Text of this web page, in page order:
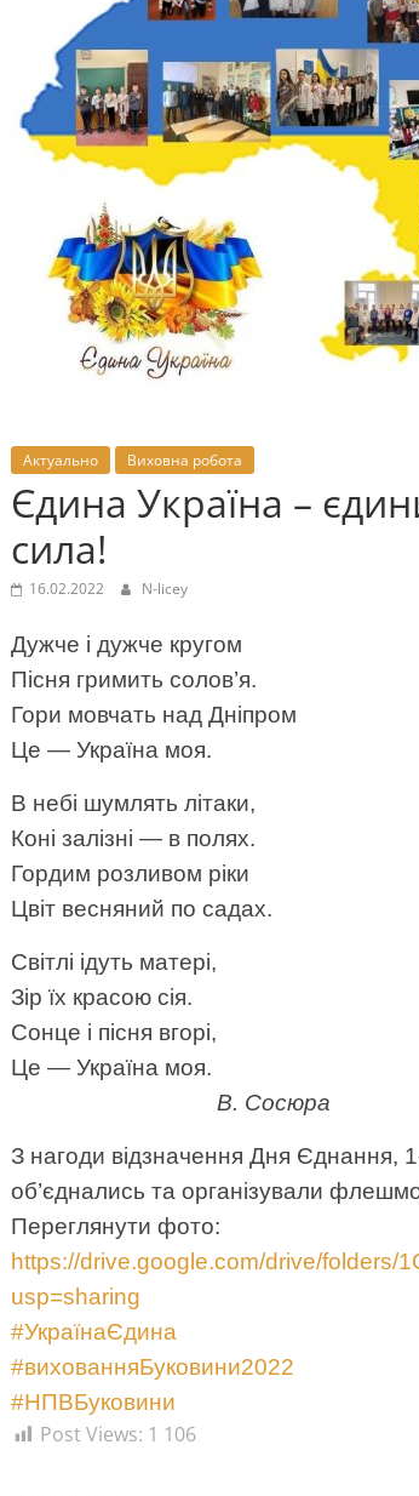
Актуально Виховна робота
Єдина Україна –
сила!
16.02.2022 N-licey
Дужче і дужче кругом
Пісня гримить солов’я.
Гори мовчать над Дніпром
Це — Україна моя.
В небі шумлять літаки,
Коні залізні — в полях.
Гордим розливом ріки
Цвіт весняний по садах.
Світлі ідуть матері,
Зір їх красою сія.
Сонце і пісня вгорі,
Це — Україна моя.
В. Сосюра
З нагоди відзначення Дня Єднання,
об’єднались та організували
Переглянути фото:
https://drive.google.com/drive/folders/
usp=sharing
#УкраїнаЄдина
#вихованняБуковини2022
#НПВБуковини
Post Views: 1 106
2024»